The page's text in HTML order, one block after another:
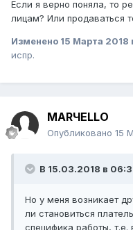
Если я верно поняла, то
лицам? Или продаваться
Изменено 15 Марта 2018
испр.
MARЧELLO
Опубликовано 15
В 15.03.2018 в
Но у меня возникает
ли становиться
специфика работы,